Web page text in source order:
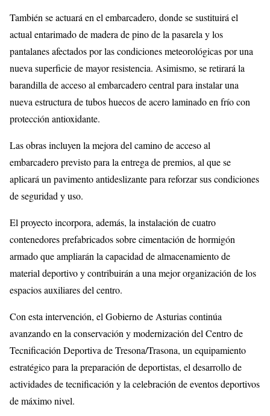
También se actuará en el embarcadero, donde se sustituirá el
actual entarimado de madera de pino de la pasarela y los
pantalanes afectados por las condiciones meteorológicas por una
nueva superficie de mayor resistencia. Asimismo, se retirará la
barandilla de acceso al embarcadero central para instalar una
nueva estructura de tubos huecos de acero laminado en frío con
protección antioxidante.
Las obras incluyen la mejora del camino de acceso al
embarcadero previsto para la entrega de premios, al que se
aplicará un pavimento antideslizante para reforzar sus condiciones
de seguridad y uso.
El proyecto incorpora, además, la instalación de cuatro
contenedores prefabricados sobre cimentación de hormigón
armado que ampliarán la capacidad de almacenamiento de
material deportivo y contribuirán a una mejor organización de los
espacios auxiliares del centro.
Con esta intervención, el Gobierno de Asturias continúa
avanzando en la conservación y modernización del Centro de
Tecnificación Deportiva de Tresona/Trasona, un equipamiento
estratégico para la preparación de deportistas, el desarrollo de
actividades de tecnificación y la celebración de eventos deportivos
de máximo nivel.